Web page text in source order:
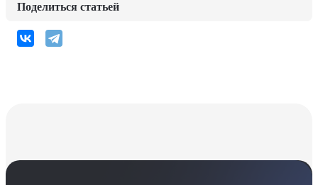
Поделиться статьей